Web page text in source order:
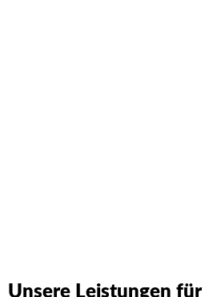
Unsere Leistungen